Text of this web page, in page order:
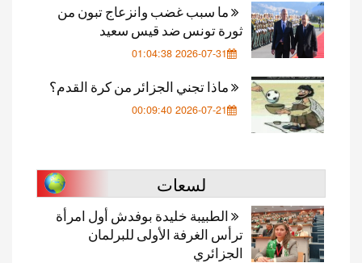
ما سبب غضب وانزعاج تبون من
ثورة تونس ضد قيس سعيد
2026-07-31 01:04:38
ماذا تجني الجزائر من كرة القدم؟
2026-07-21 00:09:40
لسعات
الطبيبة خليدة بوفدش أول امرأة
ترأس الغرفة الأولى للبرلمان
الجزائري